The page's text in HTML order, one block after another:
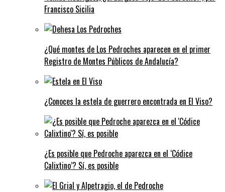
Francisco Sicilia
¿Qué montes de Los Pedroches aparecen en el primer
Registro de Montes Públicos de Andalucía?
¿Conoces la estela de guerrero encontrada en El Viso?
¿Es posible que Pedroche aparezca en el ‘Códice
Calixtino’? Sí, es posible